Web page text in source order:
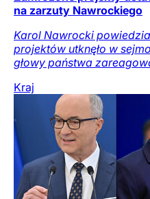
na zarzuty Nawrockiego
Karol Nawrocki
projektów utknęło w
głowy państwa
Kraj